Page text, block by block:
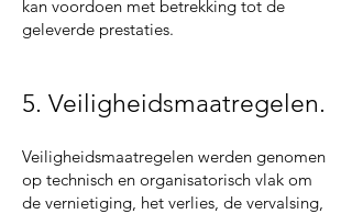
kan voordoen met betrekking tot de
geleverde prestaties.
5. Veiligheidsmaatregelen.
Veiligheidsmaatregelen werden genomen
op technisch en organisatorisch vlak om
de vernietiging, het verlies, de vervalsing,